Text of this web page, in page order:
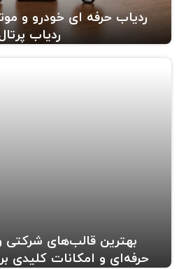
ردیاب حرفه ای خودرو و
ردیاب
بهترین قالب‌های شرکتی
حرفه‌ای و امکانات کلیدی